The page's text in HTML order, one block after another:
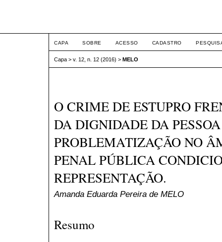
CAPA SOBRE ACESSO CADASTRO
Capa > v. 12, n. 12 (2016) > MELO
O CRIME DE ESTUPRO
DA DIGNIDADE DA
PROBLEMATIZAÇÃO NO
PENAL PÚBLICA
REPRESENTAÇÃO.
Amanda Eduarda Pereira de MELO
Resumo